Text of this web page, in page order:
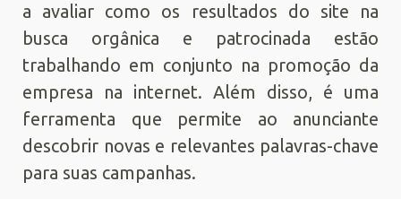
a avaliar como os resultados do site na
busca orgânica e patrocinada estão
trabalhando em conjunto na promoção da
empresa na internet. Além disso, é uma
ferramenta que permite ao anunciante
descobrir novas e relevantes palavras-chave
para suas campanhas.